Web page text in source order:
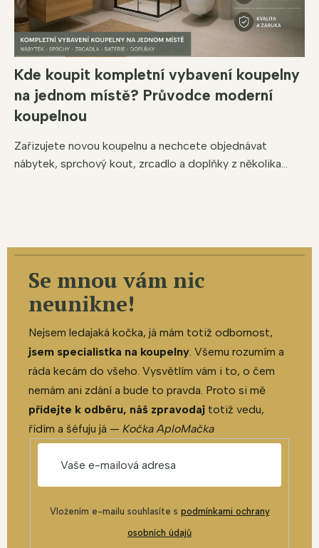
Kde koupit kompletní vybavení koupelny
na jednom místě? Průvodce moderní
koupelnou
Zařizujete novou koupelnu a nechcete objednávat
nábytek, sprchový kout, zrcadlo a doplňky z několika...
Se mnou vám nic
neunikne!
Nejsem ledajaká kočka, já mám totiž odbornost,
jsem specialistka na koupelny. Všemu rozumím a
ráda kecám do všeho. Vysvětlím vám i to, o čem
nemám ani zdání a bude to pravda. Proto si mě
přidejte k odběru, náš zpravodaj totiž vedu,
řídím a šéfuju já — Kočka AploMačka
Vložením e-mailu souhlasíte s podmínkami ochrany
osobních údajů